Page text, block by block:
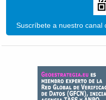
Suscríbete a nuestro canal